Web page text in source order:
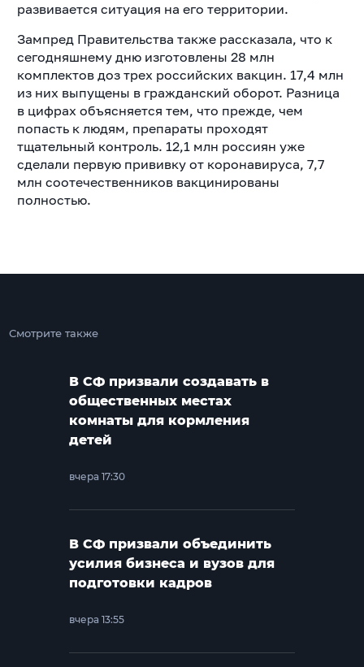
развивается ситуация на его территории.
Зампред Правительства также рассказала, что к
сегодняшнему дню изготовлены 28 млн
комплектов доз трех российских вакцин. 17,4 млн
из них выпущены в гражданский оборот. Разница
в цифрах объясняется тем, что прежде, чем
попасть к людям, препараты проходят
тщательный контроль. 12,1 млн россиян уже
сделали первую прививку от коронавируса, 7,7
млн соотечественников вакцинированы
полностью.
Смотрите также
В СФ призвали создавать в
общественных местах
комнаты для кормления
детей
вчера 17:30
В СФ призвали объединить
усилия бизнеса и вузов для
подготовки кадров
вчера 13:55